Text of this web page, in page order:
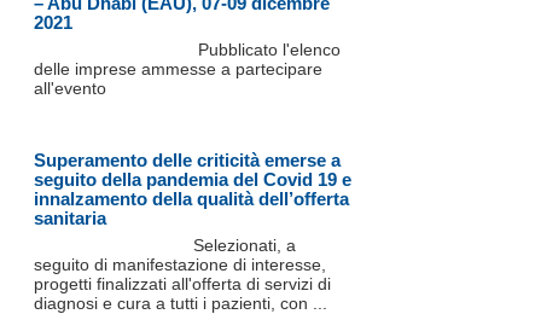
2021
Pubblicato l'elenco
delle imprese ammesse a partecipare
all'evento
Superamento delle criticità emerse a
seguito della pandemia del Covid 19 e
innalzamento della qualità dell’offerta
sanitaria
Selezionati, a
seguito di manifestazione di interesse,
progetti finalizzati all'offerta di servizi di
diagnosi e cura a tutti i pazienti, con ...